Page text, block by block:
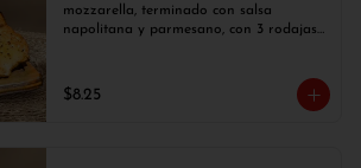
mozzarella, terminado con salsa
napolitana y parmesano, con 3 rodajas
$8.25